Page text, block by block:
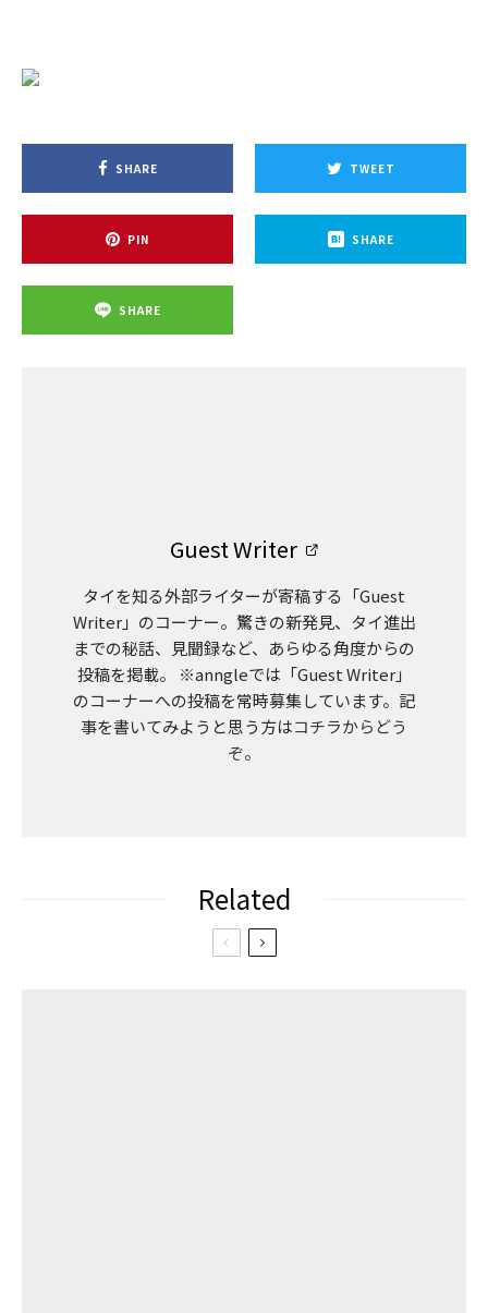
SHARE TWEET
PIN SHARE
SHARE
Guest Writer
タイを知る外部ライターが寄稿する「Guest
Writer」のコーナー。驚きの新発見、タイ進出
までの秘話、見聞録など、あらゆる角度からの
投稿を掲載。 ※anngleでは「Guest Writer」
のコーナーへの投稿を常時募集しています。記
事を書いてみようと思う方はコチラからどう
ぞ。
Related